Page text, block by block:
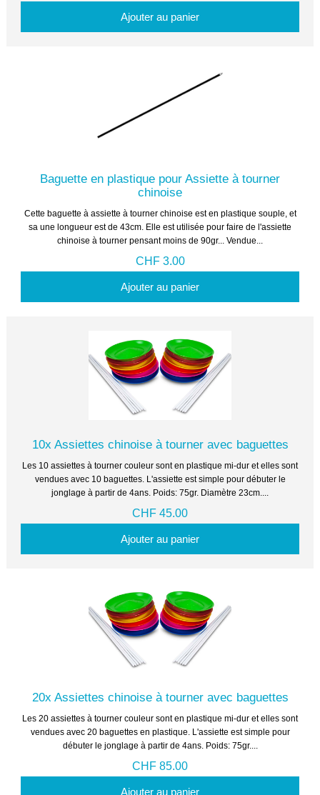
Ajouter au panier
Baguette en plastique pour Assiette à tourner
chinoise
Cette baguette à assiette à tourner chinoise est en plastique souple, et
sa une longueur est de 43cm. Elle est utilisée pour faire de l'assiette
chinoise à tourner pensant moins de 90gr... Vendue...
CHF 3.00
Ajouter au panier
10x Assiettes chinoise à tourner avec baguettes
Les 10 assiettes à tourner couleur sont en plastique mi-dur et elles sont
vendues avec 10 baguettes. L'assiette est simple pour débuter le
jonglage à partir de 4ans. Poids: 75gr. Diamètre 23cm....
CHF 45.00
Ajouter au panier
20x Assiettes chinoise à tourner avec baguettes
Les 20 assiettes à tourner couleur sont en plastique mi-dur et elles sont
vendues avec 20 baguettes en plastique. L'assiette est simple pour
débuter le jonglage à partir de 4ans. Poids: 75gr....
CHF 85.00
Ajouter au panier